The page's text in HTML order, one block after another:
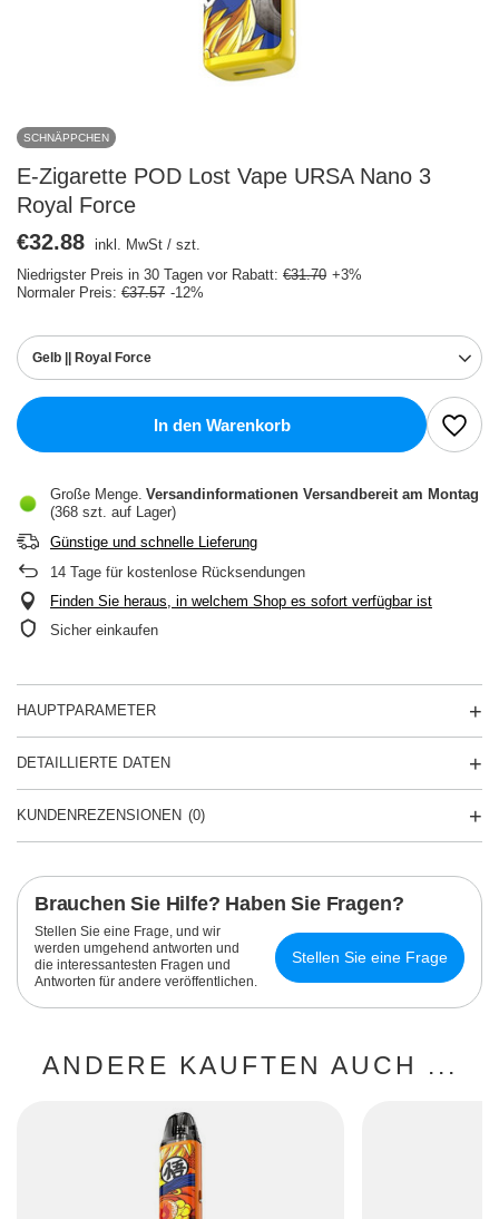
SCHNÄPPCHEN
E-Zigarette POD Lost Vape URSA Nano 3
Royal Force
Gelb || Royal Force
€32.88 inkl. MwSt / szt.
Niedrigster Preis in 30 Tagen vor Rabatt: €31.70 +3%
Normaler Preis: €37.57 -12%
In den Warenkorb
Große Menge Versandinformationen Versandbereit am Montag
(368 szt. auf Lager)
Günstige und schnelle Lieferung
14 Tage für kostenlose Rücksendungen
Finden Sie heraus, in welchem Shop es sofort verfügbar ist
Sicher einkaufen
HAUPTPARAMETER
DETAILLIERTE DATEN
KUNDENREZENSIONEN (0)
Brauchen Sie Hilfe? Haben Sie Fragen?
Stellen Sie eine Frage, und wir
werden umgehend antworten und
die interessantesten Fragen und
Antworten für andere veröffentlichen.
Stellen Sie eine Frage
ANDERE KAUFTEN AUCH ...